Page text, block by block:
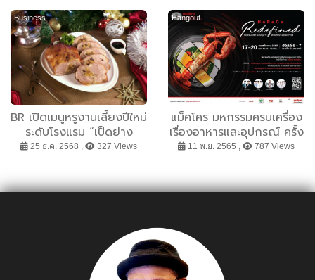
กว่า 8%
Business
BR เปิดเมนูหรูงานเลี้ยงปีใหม่
ระดับโรงแรม “เป็ดย่าง
ฮ่องกง เป็ดกงฟีต์ อกเป็ด
25 ธ.ค. 2568 , 327 Views
Hangout
แม็คโคร มหกรรมครบเครื่อง
เรื่องอาหารและอุปกรณ์ ครั้ง
ที่ 15 หรือ แม็คโคร โฮเรก้า
11 พ.ย. 2565 , 787 Views